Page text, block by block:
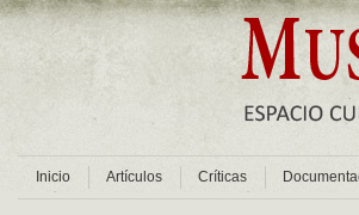
Inicio Artículos Críticas